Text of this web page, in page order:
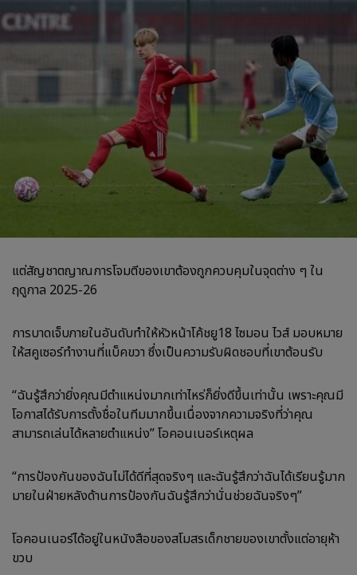
แต่สัญชาตญาณการโจมตีของเขาต้องถูกควบคุมในจุดต่าง ๆ ใน
ฤดูกาล 2025-26
การบาดเจ็บภายในอันดับทำให้หัวหน้าโค้ชยู18 ไซมอน ไวส์ มอบหมาย
ให้สคูเซอร์ทำงานที่แบ็คขวา ซึ่งเป็นความรับผิดชอบที่เขาต้อนรับ
“ฉันรู้สึกว่ายิ่งคุณมีตำแหน่งมากเท่าไหร่ก็ยิ่งดีขึ้นเท่านั้น เพราะคุณมี
โอกาสได้รับการตั้งชื่อในทีมมากขึ้นเนื่องจากความจริงที่ว่าคุณ
สามารถเล่นได้หลายตำแหน่ง” โอคอนเนอร์เหตุผล
“การป้องกันของฉันไม่ได้ดีที่สุดจริงๆ และฉันรู้สึกว่าฉันได้เรียนรู้มาก
มายในฝ่ายหลังด้านการป้องกันฉันรู้สึกว่านั่นช่วยฉันจริงๆ”
โอคอนเนอร์ได้อยู่ในหนังสือของสโมสรเด็กชายของเขาตั้งแต่อายุห้า
ขวบ